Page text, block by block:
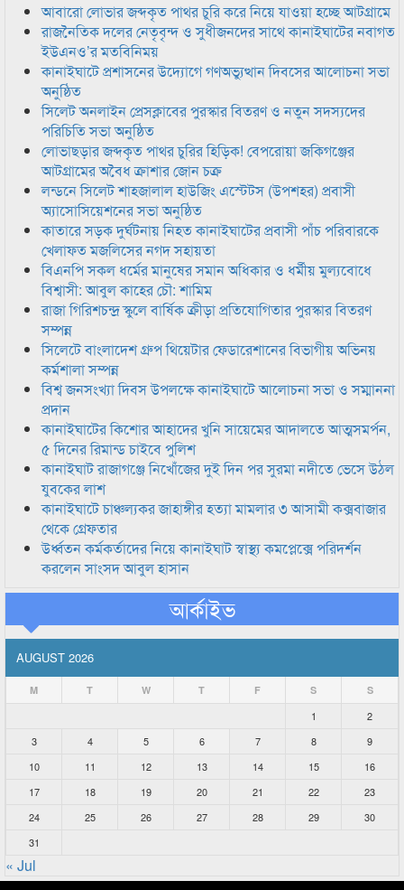
আবারো লোভার জব্দকৃত পাথর চুরি করে নিয়ে যাওয়া হচ্ছে আটগ্রামে
রাজনৈতিক দলের নেতৃবৃন্দ ও সুধীজনদের সাথে কানাইঘাটের নবাগত
ইউএনও’র মতবিনিময়
কানাইঘাটে প্রশাসনের উদ্যোগে গণঅভ্যুত্থান দিবসের আলোচনা সভা
অনুষ্ঠিত
সিলেট অনলাইন প্রেসক্লাবের পুরস্কার বিতরণ ও নতুন সদস্যদের
পরিচিতি সভা অনুষ্ঠিত
লোভাছড়ার জব্দকৃত পাথর চুরির হিড়িক! বেপরোয়া জকিগঞ্জের
আটগ্রামের অবৈধ ক্রাশার জোন চক্র
লন্ডনে সিলেট শাহজালাল হাউজিং এস্টেটস (উপশহর) প্রবাসী
অ্যাসোসিয়েশনের সভা অনুষ্ঠিত
কাতারে সড়ক দুর্ঘটনায় নিহত কানাইঘাটের প্রবাসী পাঁচ পরিবারকে
খেলাফত মজলিসের নগদ সহায়তা
বিএনপি সকল ধর্মের মানুষের সমান অধিকার ও ধর্মীয় মুল্যবোধে
বিশ্বাসী: আবুল কাহের চৌ: শামিম
রাজা গিরিশচন্দ্র স্কুলে বার্ষিক ক্রীড়া প্রতিযোগিতার পুরস্কার বিতরণ
সম্পন্ন
সিলেটে বাংলাদেশ গ্রুপ থিয়েটার ফেডারেশানের বিভাগীয় অভিনয়
কর্মশালা সম্পন্ন
বিশ্ব জনসংখ্যা দিবস উপলক্ষে কানাইঘাটে আলোচনা সভা ও সম্মাননা
প্রদান
কানাইঘাটের কিশোর আহাদের খুনি সায়েমের আদালতে আত্মসমর্পন,
৫ দিনের রিমান্ড চাইবে পুলিশ
কানাইঘাট রাজাগঞ্জে নিখোঁজের দুই দিন পর সুরমা নদীতে ভেসে উঠল
যুবকের লাশ
কানাইঘাটে চাঞ্চল্যকর জাহাঙ্গীর হত্যা মামলার ৩ আসামী কক্সবাজার
থেকে গ্রেফতার
উর্ধ্বতন কর্মকর্তাদের নিয়ে কানাইঘাট স্বাস্থ্য কমপ্লেক্সে পরিদর্শন
করলেন সাংসদ আবুল হাসান
আর্কাইভ
AUGUST 2026
M T W T F S S
1
2
3
4 5 6 7 8
9
10
11 12 13 14 15
16
17
18 19 20 21 22
23
24
25 26 27 28 29
30
31
« Jul